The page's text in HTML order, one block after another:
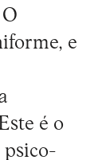
e
é o
psico-